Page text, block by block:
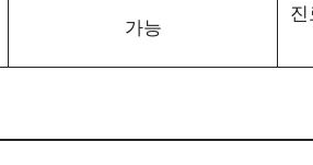
가능
진